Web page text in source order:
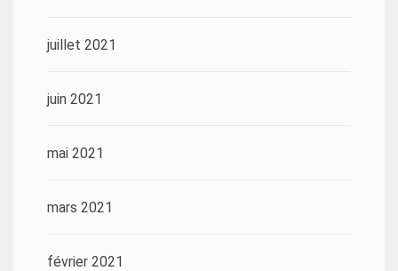
juillet 2021
juin 2021
mai 2021
mars 2021
février 2021